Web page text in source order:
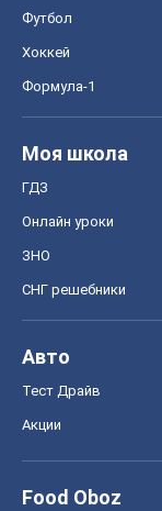
Футбол
Хоккей
Формула-1
Моя школа
ГДЗ
Онлайн уроки
ЗНО
СНГ решебники
Авто
Тест Драйв
Акции
Food Oboz